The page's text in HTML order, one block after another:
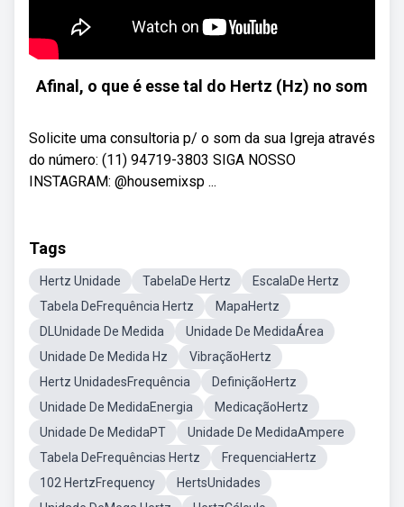
Afinal, o que é esse tal do Hertz (Hz) no som
Solicite uma consultoria p/ o som da sua Igreja através
do número: (11) 94719-3803 SIGA NOSSO
INSTAGRAM: @housemixsp ...
Tags
Hertz Unidade TabelaDe Hertz
EscalaDe Hertz
Tabela DeFrequência Hertz
MapaHertz
DLUnidade De Medida
Unidade De MedidaÁrea
Unidade De Medida Hz
VibraçãoHertz
Hertz UnidadesFrequência
DefiniçãoHertz
Unidade De MedidaEnergia
MedicaçãoHertz
Unidade De MedidaPT
Unidade De MedidaAmpere
Tabela DeFrequências Hertz
FrequenciaHertz
102 HertzFrequency
HertsUnidades